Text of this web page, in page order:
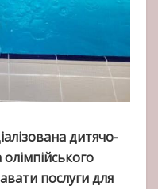
дитячо-
послуги для